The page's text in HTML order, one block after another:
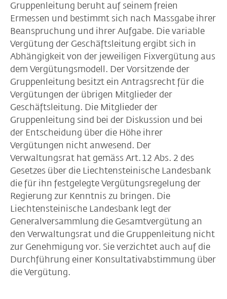
Gruppenleitung beruht auf seinem freien
Ermessen und bestimmt sich nach Massgabe ihrer
Beanspruchung und ihrer Aufgabe. Die variable
Vergütung der Geschäftsleitung ergibt sich in
Abhängigkeit von der jeweiligen Fixvergütung aus
dem Vergütungsmodell. Der Vorsitzende der
Gruppenleitung besitzt ein Antragsrecht für die
Vergütungen der übrigen Mitglieder der
Geschäftsleitung. Die Mitglieder der
Gruppenleitung sind bei der Diskussion und bei
der Entscheidung über die Höhe ihrer
Vergütungen nicht anwesend. Der
Verwaltungsrat hat gemäss Art. 12 Abs. 2 des
Gesetzes über die Liechtensteinische Landesbank
die für ihn festgelegte Vergütungsregelung der
Regierung zur Kenntnis zu bringen. Die
Liechtensteinische Landesbank legt der
Generalversammlung die Gesamtvergütung an
den Verwaltungsrat und die Gruppenleitung nicht
zur Genehmigung vor. Sie verzichtet auch auf die
Durchführung einer Konsultativabstimmung über
die Vergütung.